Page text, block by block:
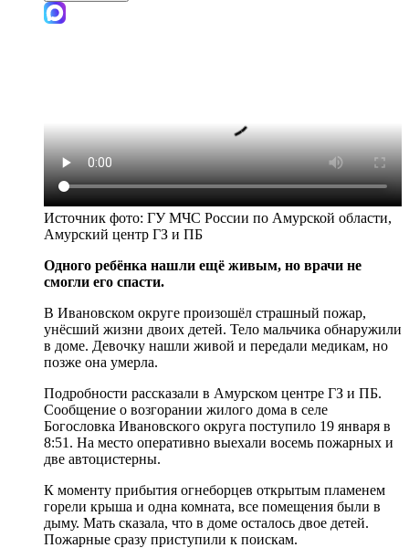
Источник фото: ГУ МЧС России по Амурской области,
Амурский центр ГЗ и ПБ
Одного ребёнка нашли ещё живым, но врачи не
смогли его спасти.
В Ивановском округе произошёл страшный пожар,
унёсший жизни двоих детей. Тело мальчика обнаружили
в доме. Девочку нашли живой и передали медикам, но
позже она умерла.
Подробности рассказали в Амурском центре ГЗ и ПБ.
Сообщение о возгорании жилого дома в селе
Богословка Ивановского округа поступило 19 января в
8:51. На место оперативно выехали восемь пожарных и
две автоцистерны.
К моменту прибытия огнеборцев открытым пламенем
горели крыша и одна комната, все помещения были в
дыму. Мать сказала, что в доме осталось двое детей.
Пожарные сразу приступили к поискам.